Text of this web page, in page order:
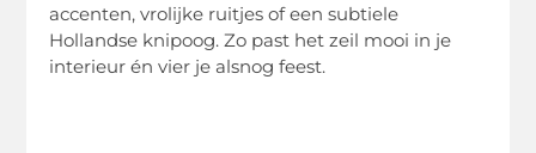
accenten, vrolijke ruitjes of een subtiele
Hollandse knipoog. Zo past het zeil mooi in je
interieur én vier je alsnog feest.